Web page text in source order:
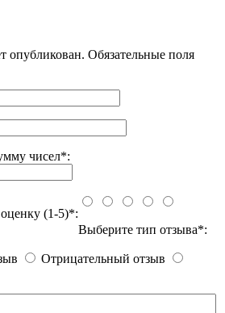
опубликован. Обязательные поля
чисел*:
(1-5)*:
Выберите тип отзыва*:
Отрицательный отзыв